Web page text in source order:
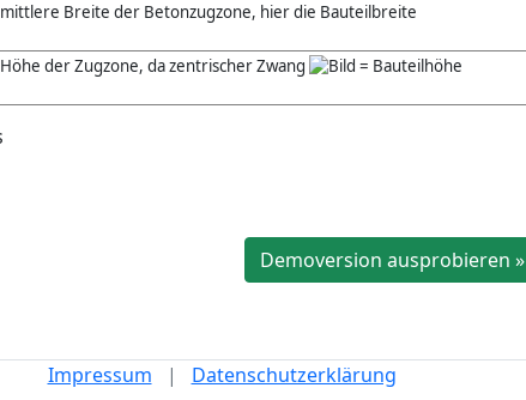
mittlere Breite der Betonzugzone, hier die Bauteilbreite
Höhe der Zugzone, da zentrischer Zwang = Bauteilhöhe
Demoversion ausprobieren »
Impressum | Datenschutzerklärung